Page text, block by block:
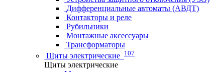
Дифференциальные автоматы (АВДТ)
Контакторы и реле
Рубильники
Монтажные аксессуары
Трансформаторы
Щиты электрические 107
Щиты электрические